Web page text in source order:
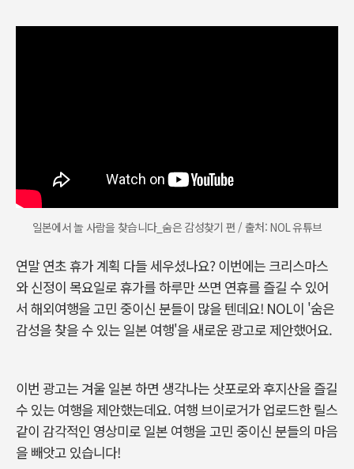
일본에서 놀 사람을 찾습니다_숨은 감성찾기 편 / 출처: NOL 유튜브
연말 연초 휴가 계획 다들 세우셨나요? 이번에는 크리스마스
와 신정이 목요일로 휴가를 하루만 쓰면 연휴를 즐길 수 있어
서 해외여행을 고민 중이신 분들이 많을 텐데요! NOL이 '숨은
감성을 찾을 수 있는 일본 여행'을 새로운 광고로 제안했어요.
이번 광고는 겨울 일본 하면 생각나는 삿포로와 후지산을 즐길
수 있는 여행을 제안했는데요. 여행 브이로거가 업로드한 릴스
같이 감각적인 영상미로 일본 여행을 고민 중이신 분들의 마음
을 빼앗고 있습니다!